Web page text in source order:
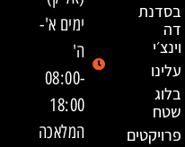
בסדנת
דה
וינצ׳י
עלינו
בלוג
שטח
פרויקטים
ימים א'-
ה'
08:00-
18:00
המלאכה